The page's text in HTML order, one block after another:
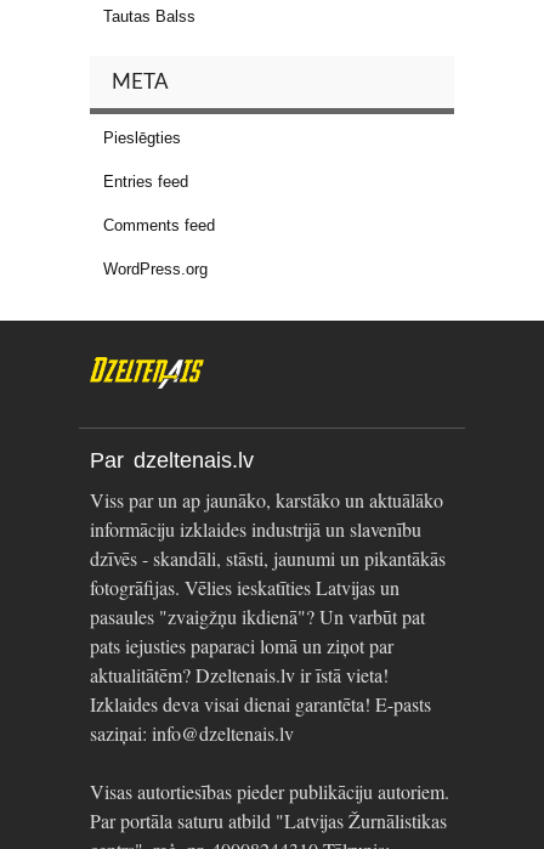
Tautas Balss
META
Pieslēgties
Entries feed
Comments feed
WordPress.org
Par dzeltenais.lv
Viss par un ap jaunāko, karstāko un aktuālāko
informāciju izklaides industrijā un slavenību
dzīvēs - skandāli, stāsti, jaunumi un pikantākās
fotogrāfijas. Vēlies ieskatīties Latvijas un
pasaules "zvaigžņu ikdienā"? Un varbūt pat
pats iejusties paparaci lomā un ziņot par
aktualitātēm? Dzeltenais.lv ir īstā vieta!
Izklaides deva visai dienai garantēta! E-pasts
saziņai: info@dzeltenais.lv
Visas autortiesības pieder publikāciju autoriem.
Par portāla saturu atbild "Latvijas Žurnālistikas